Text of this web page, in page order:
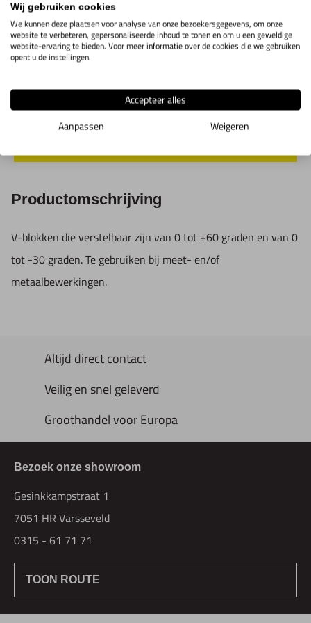
102x48x30
4S20.1.07
Verstelbaar
Productomschrijving
V-blokken die verstelbaar zijn van 0 tot +60 graden en van 0
tot -30 graden. Te gebruiken bij meet- en/of
metaalbewerkingen.
Altijd direct contact
Veilig en snel geleverd
Groothandel voor Europa
Bezoek onze showroom
Gesinkkampstraat 1
7051 HR Varsseveld
0315 - 61 71 71
TOON ROUTE
Wij gebruiken cookies
We kunnen deze plaatsen voor analyse van onze bezoekersgegevens, om onze
website te verbeteren, gepersonaliseerde inhoud te tonen en om u een geweldige
website-ervaring te bieden. Voor meer informatie over de cookies die we gebruiken
opent u de instellingen.
Accepteer alles
Aanpassen
Weigeren